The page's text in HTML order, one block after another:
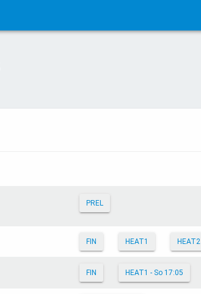
PREL
FIN HEAT1 HEAT2
FIN HEAT1 - So 17:05